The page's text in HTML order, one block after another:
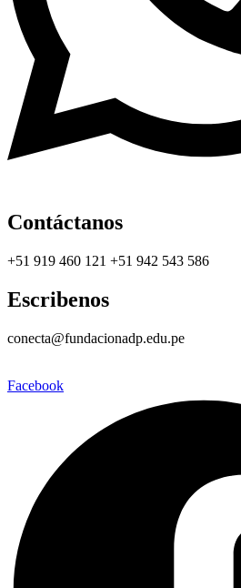
Contáctanos
+51 919 460 121 +51 942 543 586
Escribenos
conecta@fundacionadp.edu.pe
Facebook